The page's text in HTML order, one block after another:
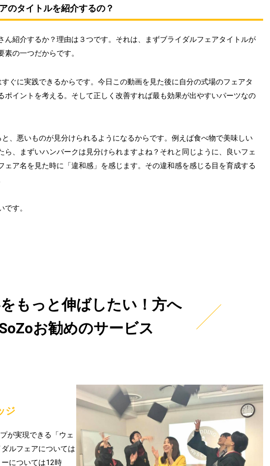
のタイトルを紹介するの？
ん紹介するか？理由は３つです。それは、まずブライダルフェアタイトルが
の一つだからです。
ぐに実践できるからです。今日この動画を見た後に自分の式場のフェアタ
ポイントを考える。そして正しく改善すれば最も効果が出やすいパーツなの
、悪いものが見分けられるようになるからです。例えば食べ物で美味しい
ら、まずいハンバークは見分けられますよね？それと同じように、良いフェ
ェア名を見た時に「違和感」を感じます。その違和感を感じる目を育成する
す。
もっと伸ばしたい！方へ
お勧めのサービス
ジ
が実現できる「ウェ
ルフェアについては
については12時